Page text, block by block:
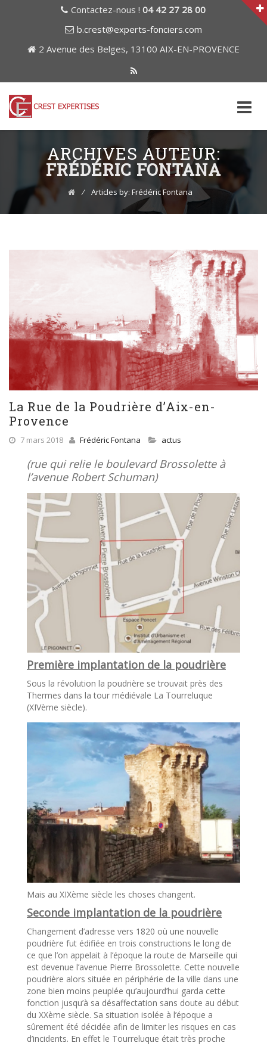
Contactez-nous ! 04 42 27 28 00
b.crest@experts-fonciers.com
2 Avenue des Belges, 13100 AIX-EN-PROVENCE
ARCHIVES AUTEUR:
FRÉDÉRIC FONTANA
⁄ Articles by: Frédéric Fontana
La Rue de la Poudrière d’Aix-en-
Provence
7 mars 2018 Frédéric Fontana actus
(rue qui relie le boulevard Brossolette à
l’avenue Robert Schuman)
Première implantation de la poudrière
Sous la révolution la poudrière se trouvait près des
Thermes dans la tour médiévale La Tourreluque
(XIVème siècle).
Mais au XIXème siècle les choses changent.
Seconde implantation de la poudrière
Changement d’adresse vers 1820 où une nouvelle
poudrière fut édifiée en trois constructions le long de
ce que l’on appelait à l’époque la route de Marseille qui
est devenue l’avenue Pierre Brossolette. Cette nouvelle
poudrière alors située en périphérie de la ville dans une
zone bien moins peuplée qu’aujourd’hui garda cette
fonction jusqu’à sa désaffectation sans doute au début
du XXème siècle. Sa situation isolée à l’époque a
sûrement été décidée afin de limiter les risques en cas
d’incidents. En effet le Tourreluque était très proche